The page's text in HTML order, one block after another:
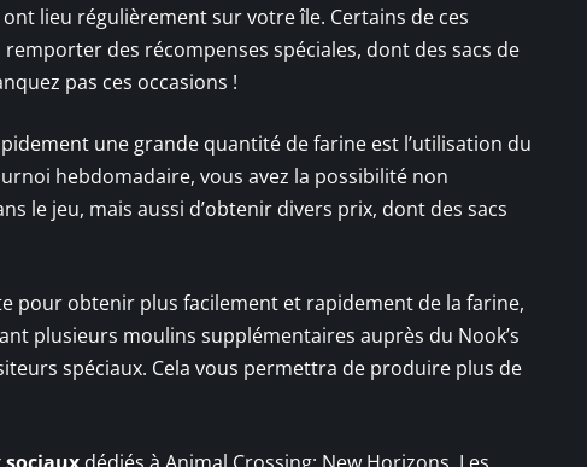
lieu régulièrement sur votre île. Certains de ces
des récompenses spéciales, dont des sacs de
pas ces occasions !
une grande quantité de farine est l’utilisation du
hebdomadaire, vous avez la possibilité non
le jeu, mais aussi d’obtenir divers prix, dont des sacs
pour obtenir plus facilement et rapidement de la farine,
plusieurs moulins supplémentaires auprès du Nook’s
spéciaux. Cela vous permettra de produire plus de